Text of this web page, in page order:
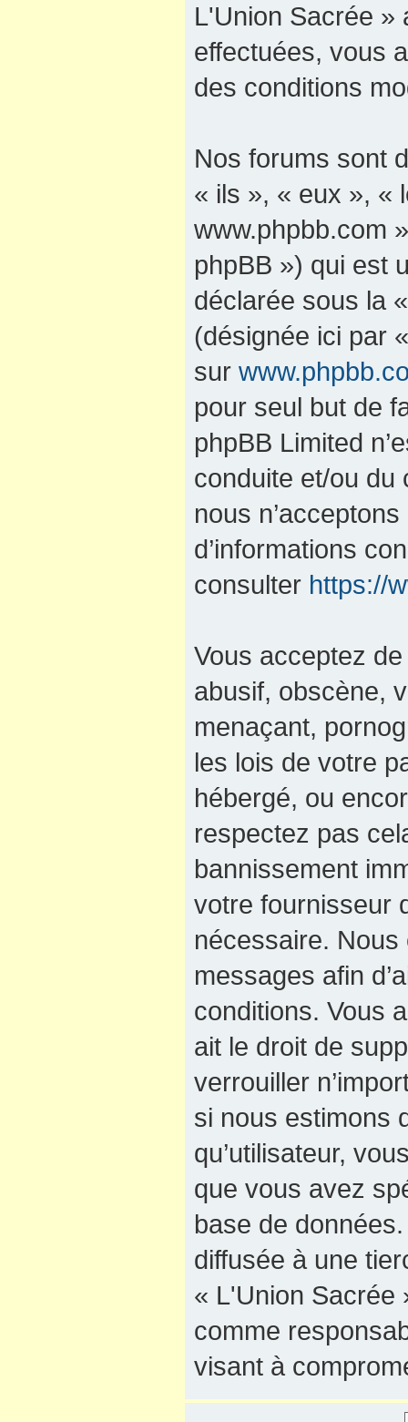
L'Union Sacrée »
effectuées, vous
des conditions
Nos forums sont
« ils », « eux », «
www.phpbb.com
phpBB ») qui est
déclarée sous la
(désignée ici par
sur
pour seul but de
phpBB Limited
conduite et/ou du
nous
d’informations
consulter https://
Vous acceptez
abusif, obscène,
menaçant,
les lois de votre
hébergé, ou
respectez pas
bannissement
votre fournisseur
nécessaire. Nous
messages afin
conditions. Vous
ait le droit de
verrouiller
si nous estimons
qu’utilisateur,
que vous avez
base de
diffusée à une
« L'Union Sacrée
comme
visant à